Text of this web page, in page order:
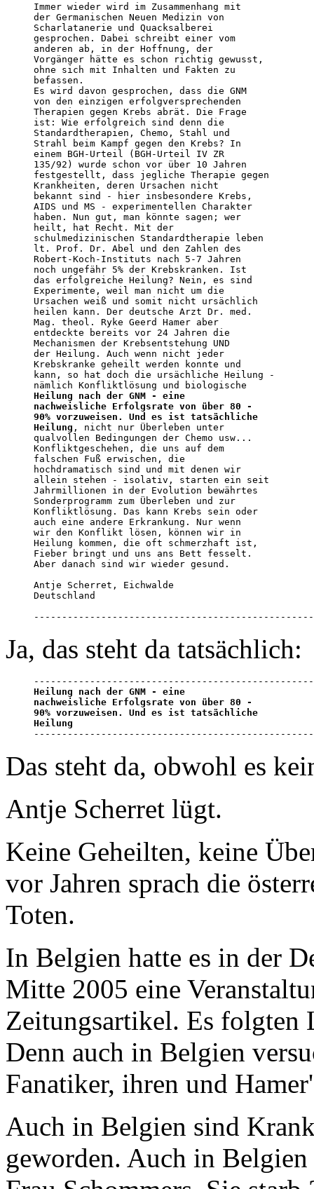
Immer wieder wird im Zusammenhang mit
der Germanischen Neuen Medizin von
Scharlatanerie und Quacksalberei
gesprochen. Dabei schreibt einer vom
anderen ab, in der Hoffnung, der
Vorgänger hätte es schon richtig gewusst,
ohne sich mit Inhalten und Fakten zu
befassen.
Es wird davon gesprochen, dass die GNM
von den einzigen erfolgversprechenden
Therapien gegen Krebs abrät. Die Frage
ist: Wie erfolgreich sind denn die
Standardtherapien, Chemo, Stahl und
Strahl beim Kampf gegen den Krebs? In
einem BGH-Urteil (BGH-Urteil IV ZR
135/92) wurde schon vor über 10 Jahren
festgestellt, dass jegliche Therapie gegen
Krankheiten, deren Ursachen nicht
bekannt sind - hier insbesondere Krebs,
AIDS und MS - experimentellen Charakter
haben. Nun gut, man könnte sagen; wer
heilt, hat Recht. Mit der
schulmedizinischen Standardtherapie leben
lt. Prof. Dr. Abel und den Zahlen des
Robert-Koch-Instituts nach 5-7 Jahren
noch ungefähr 5% der Krebskranken. Ist
das erfolgreiche Heilung? Nein, es sind
Experimente, weil man nicht um die
Ursachen weiß und somit nicht ursächlich
heilen kann. Der deutsche Arzt Dr. med.
Mag. theol. Ryke Geerd Hamer aber
entdeckte bereits vor 24 Jahren die
Mechanismen der Krebsentstehung UND
der Heilung. Auch wenn nicht jeder
Krebskranke geheilt werden konnte und
kann, so hat doch die ursächliche Heilung -
Heilung nach der GNM - eine
nachweisliche Erfolgsrate von über 80 -
90% vorzuweisen. Und es ist tatsächliche
Heilung , nicht nur Überleben unter
qualvollen Bedingungen der Chemo usw...
Konfliktgeschehen, die uns auf dem
falschen Fuß erwischen, die
hochdramatisch sind und mit denen wir
allein stehen - isolativ, starten ein seit
Jahrmillionen in der Evolution bewährtes
Sonderprogramm zum Überleben und zur
Konfliktlösung. Das kann Krebs sein oder
auch eine andere Erkrankung. Nur wenn
wir den Konflikt lösen, können wir in
Heilung kommen, die oft schmerzhaft ist,
Fieber bringt und uns ans Bett fesselt.
Aber danach sind wir wieder gesund.
Antje Scherret, Eichwalde
Deutschland
Ja, das steht da tatsächlich:
Heilung nach der GNM - eine
nachweisliche Erfolgsrate von über 80 -
90% vorzuweisen. Und es ist tatsächliche
Heilung
Das steht da, obwohl es
Antje Scherret lügt.
Keine Geheilten, keine
vor Jahren sprach die
Toten.
In Belgien hatte es in der
Mitte 2005 eine
Zeitungsartikel. Es folgten
Denn auch in Belgien
Fanatiker, ihren und
Auch in Belgien sind
geworden. Auch in